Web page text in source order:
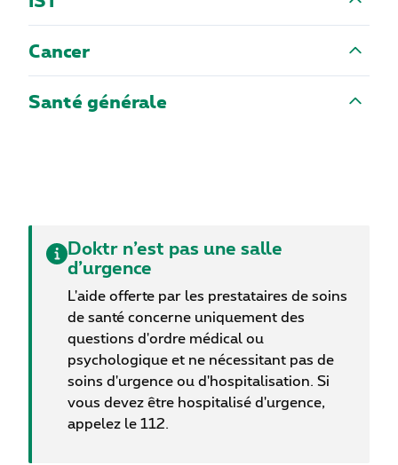
Cancer
Santé générale
Doktr n’est pas une salle
d’urgence
L'aide offerte par les prestataires de soins
de santé concerne uniquement des
questions d'ordre médical ou
psychologique et ne nécessitant pas de
soins d'urgence ou d'hospitalisation. Si
vous devez être hospitalisé d'urgence,
appelez le 112.